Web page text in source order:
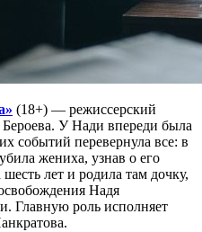
(18+) — режиссерский
Бероева. У Нади впереди была
событий перевернула все: в
жениха, узнав о его
лет и родила там дочку,
Надя
Главную роль исполняет